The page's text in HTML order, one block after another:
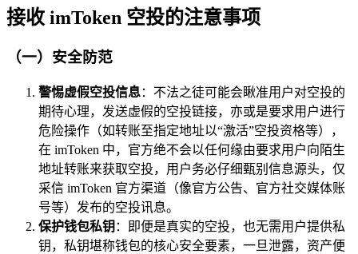
接收 imToken 空投的注意事项
（一）安全防范
警惕虚假空投信息：不法之徒可能会瞅准用户对空投的
期待心理，发送虚假的空投链接，亦或是要求用户进行
危险操作（如转账至指定地址以“激活”空投资格等），
在 imToken 中，官方绝不会以任何缘由要求用户向陌生
地址转账来获取空投，用户务必仔细甄别信息源头，仅
采信 imToken 官方渠道（像官方公告、官方社交媒体账
号等）发布的空投讯息。
保护钱包私钥 ：即便是真实的空投，也无需用户提供私
钥，私钥堪称钱包的核心安全要素，一旦泄露，资产便